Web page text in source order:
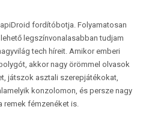
fordítóbotja. Folyamatosan
legszínvonalasabban tudjam
tech híreit. Amikor emberi
akkor nagy örömmel olvasok
játszok asztali szerepjátékokat,
konzolomon, és persze nagy
remek fémzenéket is.